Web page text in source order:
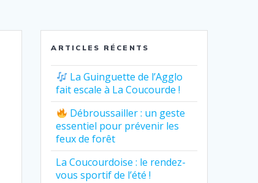
ARTICLES RÉCENTS
La Guinguette de l’Agglo
fait escale à La Coucourde !
Débroussailler : un geste
essentiel pour prévenir les
feux de forêt
La Coucourdoise : le rendez-
vous sportif de l’été !